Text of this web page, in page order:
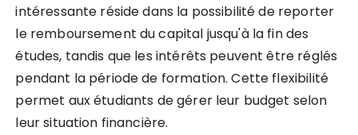
intéressante réside dans la possibilité de reporter
le remboursement du capital jusqu'à la fin des
études, tandis que les intérêts peuvent être réglés
pendant la période de formation. Cette flexibilité
permet aux étudiants de gérer leur budget selon
leur situation financière.